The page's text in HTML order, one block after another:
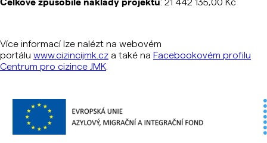
Více informací lze nalézt na webovém
portálu www.cizincijmk.cz a také na Facebookovém profilu
Centrum pro cizince JMK